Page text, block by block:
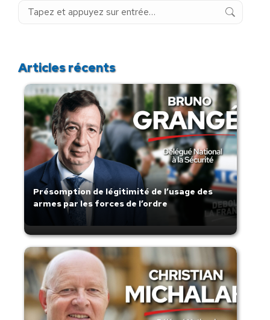
Recherche
Articles récents
Présomption de légitimité de l’usage des
armes par les forces de l’ordre